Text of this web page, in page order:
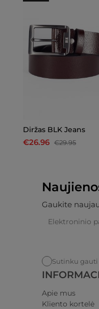
Diržas BLK Jeans
€26.96 €29.95
Gaukite
Sutinku gauti
Apie mus
Kliento kortelė